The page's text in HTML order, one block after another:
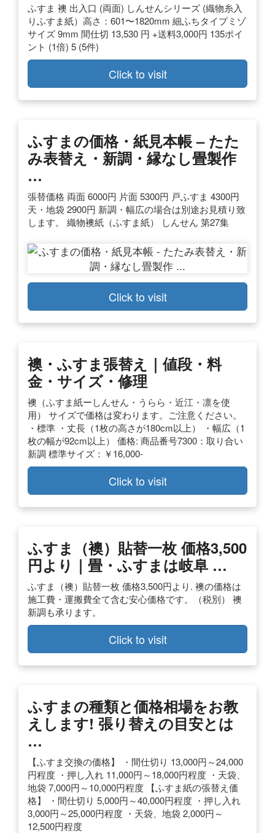
ふすま 襖 出入口 (両面) しんせんシリーズ (織物糸入
りふすま紙）高さ：601〜1820mm 細ふちタイプミゾ
サイズ 9mm 間仕切 13,530 円 +送料3,000円 135ポイ
ント (1倍) 5 (5件)
Click to visit
ふすまの価格・紙見本帳 – たた
み表替え・新調・縁なし畳製作
…
張替価格 両面 6000円 片面 5300円 戸ふすま 4300円
天・地袋 2900円 新調・幅広の場合は別途お見積り致
します。 織物襖紙（ふすま紙） しんせん 第27集
Click to visit
襖・ふすま張替え｜値段・料
金・サイズ・修理
襖（ふすま紙ーしんせん・うらら・近江・凛を使
用） サイズで価格は変わります。ご注意ください。
・標準 ・丈長（1枚の高さが180cm以上） ・幅広（1
枚の幅が92cm以上） 価格: 商品番号7300：取り合い
新調 標準サイズ：￥16,000-
Click to visit
ふすま（襖）貼替一枚 価格3,500
円より｜畳・ふすまは岐阜 …
ふすま（襖）貼替一枚 価格3,500円より. 襖の価格は
施工費・運搬費全て含む安心価格です。（税別） 襖
新調も承ります。
Click to visit
ふすまの種類と価格相場をお教
えします! 張り替えの目安とは
…
【ふすま交換の価格】 ・間仕切り 13,000円～24,000
円程度 ・押し入れ 11,000円～18,000円程度 ・天袋、
地袋 7,000円～10,000円程度 【ふすま紙の張替え価
格】 ・間仕切り 5,000円～40,000円程度 ・押し入れ
3,000円～25,000円程度 ・天袋、地袋 2,000円～
12,500円程度